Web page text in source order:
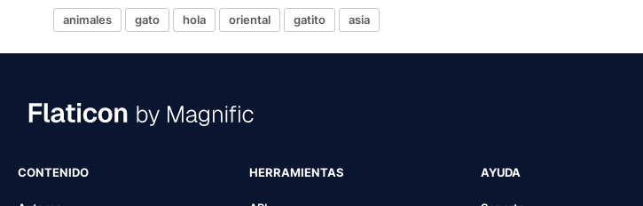
animales gato hola oriental gatito asia
CONTENIDO HERRAMIENTAS AYUDA